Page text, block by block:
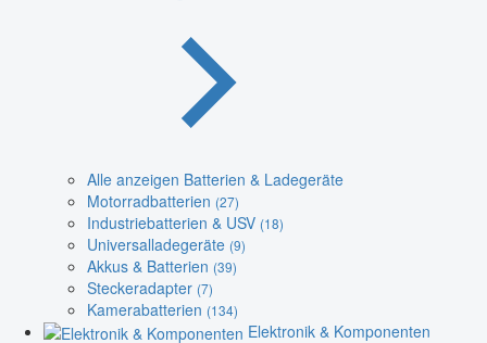
Alle anzeigen Batterien & Ladegeräte
Motorradbatterien (27)
Industriebatterien & USV (18)
Universalladegeräte (9)
Akkus & Batterien (39)
Steckeradapter (7)
Kamerabatterien (134)
Elektronik & Komponenten